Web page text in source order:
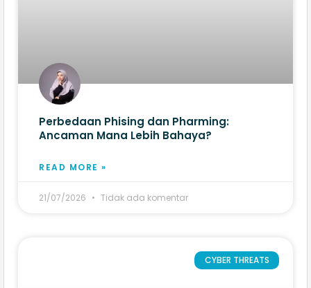
Perbedaan Phising dan Pharming:
Ancaman Mana Lebih Bahaya?
READ MORE »
21/07/2026 Tidak ada komentar
CYBER THREATS